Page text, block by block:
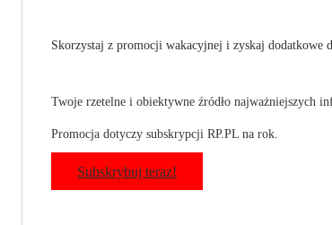
Skorzystaj z promocji wakacyjnej i zyskaj dodatkowe
Twoje rzetelne i obiektywne źródło najważniejszych
Promocja dotyczy subskrypcji RP.PL na rok.
Subskrybuj teraz!